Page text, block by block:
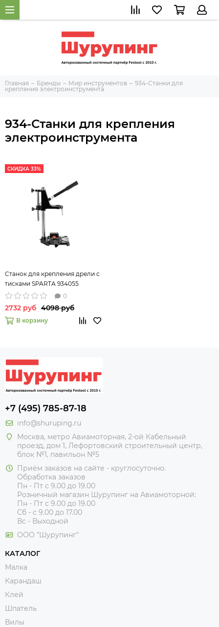
Главная Бренды Мир инструментов
934-Станки для
крепления электроинструмента
934-Станки для крепления
электроинструмента
СКИДКА 33%
Станок для крепления дрели с
тисками SPARTA 934055
0
2732 руб 4098 руб
В корзину
+7 (495) 785-87-18
info@shuruping.ru
Москва, метро Авиамоторная, 2-ой Кабельный
проезд, дом 1, Лефортовский строительный центр,
блок №1, павильон №5
Приём заказов на сайте - круглосуточно.
Обработка заказов
Пн - Пт с 9.00 до 19.00
Розничный магазин Шурупинг на Авиамоторной:
Пн - Пт с 9.00 до 19.00
Сб - с 9.00 до 17.00
Вс - Выходной
ООО "Шурупинг"
КАТАЛОГ
Малка
Карандаш
Клей
Шпатель
Вилы